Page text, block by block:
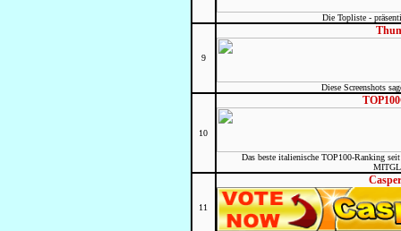
Die Topliste -
9
Diese Screenshots
10
Das beste italienische TOP100-Ranking
11